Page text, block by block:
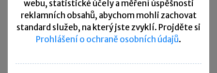
V povolení stanoví úřad práce rozsah
a podmínky výkonu činnosti upravující rozvrh
činnosti a doby odpočinku, tak aby byla
Zákon konkretizuje maximální doby výkonu
webu, statistické účely a měření úspěšnosti
reklamních obsahů, abychom mohli zachovat
standard služeb, na který jste zvyklí. Projděte si
Prohlášení o ochraně osobních údajů.